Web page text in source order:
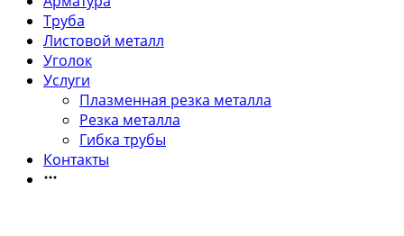
Труба
Листовой металл
Уголок
Услуги
Плазменная резка металла
Резка металла
Гибка трубы
Контакты